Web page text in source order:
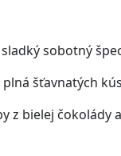
sobotný
šťavnatých
z bielej čokolády